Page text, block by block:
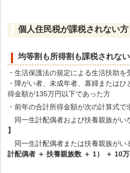
個人住民税が課税されない方
均等割も所得割も課税されな
・生活保護法の規定による生活扶助を
・障がい者、未成年者、寡婦または
得金額が135万円以下であった方
・前年の合計所得金額が次の計算式で
同一生計配偶者および扶養親族がい
】
同一生計配偶者または扶養親族が
計配偶者 ＋ 扶養親族数 ＋ 1） ＋ 10万